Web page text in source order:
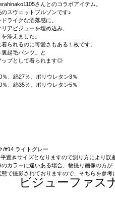
さんとのコラボアイテム。
スウェットブルゾンです♪
ライクな洒落感に。
アビジューを埋め込み、
添えました。
られるのに可愛さもある１枚です。
起毛パンツ」
と
ップとして着られます◎
、綿27％、ポリウレタン3％
％、綿35％、ポリウレタン5％
/#14 ライトグレー
平置きサイズとなりますので測り方により
カラーに違いある場合、物撮り画像の方が
で撮影されておりますので、そちらを参考
ビジューファス